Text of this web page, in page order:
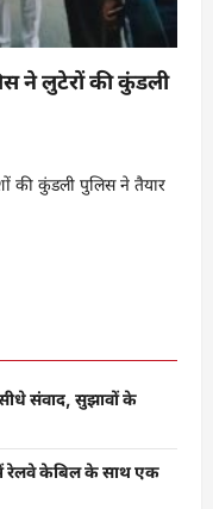
ने लुटेरों की कुंडली
की कुंडली पुलिस ने तैयार
संवाद, सुझावों के
रेलवे केबिल के साथ एक